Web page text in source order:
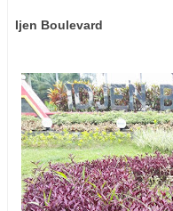
Ijen Boulevard